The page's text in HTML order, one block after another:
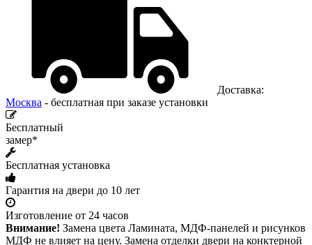
Доставка:
Москва - бесплатная при заказе установки
Бесплатный
замер*
Бесплатная установка
Гарантия на двери до 10 лет
Изготовление от 24 часов
Внимание! Замена цвета Ламината, МДФ-панелей и рисунков
МДФ не влияет на цену. Замена отделки двери на конктерной